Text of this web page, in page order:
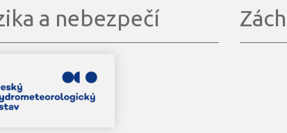
a nebezpečí